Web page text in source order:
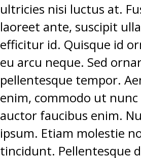
ultricies nisi luctus at.
laoreet ante, suscipit
efficitur id. Quisque id
eu arcu neque. Sed
pellentesque tempor.
enim, commodo ut
auctor faucibus enim.
ipsum. Etiam molestie
tincidunt. Pellentesque